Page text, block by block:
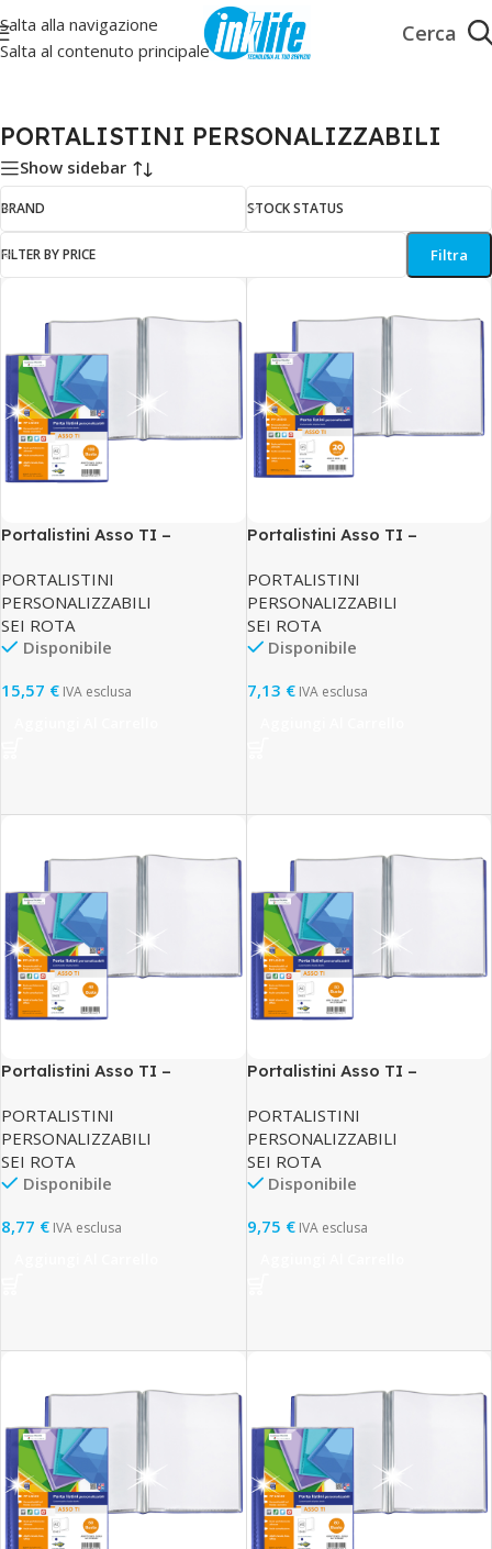
Salta alla navigazione
Salta al contenuto principale
»PORTALISTINI»PORTALISTINI PERSONALIZZABILI
PORTALISTINI PERSONALIZZABILI
Show sidebar
BRAND STOCK STATUS
FILTER BY PRICE Filtra
Portalistini Asso TI –
15 x 21 cm – 100 buste – blu –
Sei Rota
PORTALISTINI
PERSONALIZZABILI
SEI ROTA
Disponibile
15,57 € IVA esclusa
Portalistini Asso TI –
15 x 21 cm – 20 buste – blu –
Sei Rota
PORTALISTINI
PERSONALIZZABILI
SEI ROTA
Disponibile
7,13 €IVA esclusa
Portalistini Asso TI –
15 x 21 cm – 40 buste – blu –
Sei Rota
PORTALISTINI
PERSONALIZZABILI
SEI ROTA
Disponibile
8,77 € IVA esclusa
Portalistini Asso TI –
15 x 21 cm – 50 buste – blu –
Sei Rota
PORTALISTINI
PERSONALIZZABILI
SEI ROTA
Disponibile
9,75 €IVA esclusa